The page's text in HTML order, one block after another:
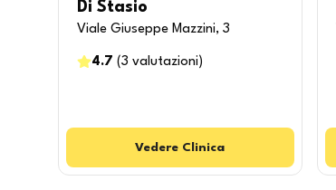
Di Stasio
Viale Giuseppe Mazzini, 3
4.7 (3 valutazioni )
Vedere Clinica